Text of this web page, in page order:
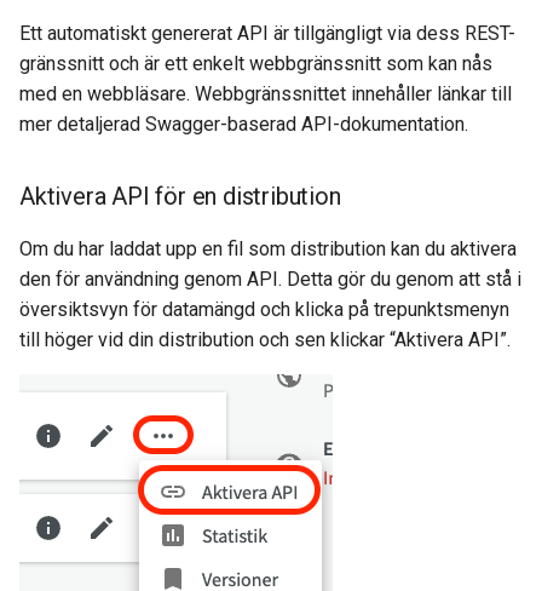
Ett automatiskt genererat API är tillgängligt via dess REST-
gränssnitt och är ett enkelt webbgränssnitt som kan nås
med en webbläsare. Webbgränssnittet innehåller länkar till
mer detaljerad Swagger-baserad API-dokumentation.
Aktivera API för en distribution
Om du har laddat upp en fil som distribution kan du aktivera
den för användning genom API. Detta gör du genom att stå i
översiktsvyn för datamängd och klicka på trepunktsmenyn
till höger vid din distribution och sen klickar “Aktivera API”.